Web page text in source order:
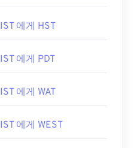
IST 에게 HST
IST 에게 PDT
IST 에게 WAT
IST 에게 WEST